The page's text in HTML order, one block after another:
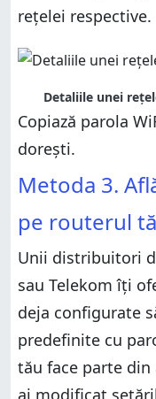
rețelei respective.
Detaliile unei
Copiază parola
dorești.
Metoda 3.
pe routerul
Unii distribuitori
sau Telekom îţi
deja configurate
predefinite cu
tău face parte din
ai modificat